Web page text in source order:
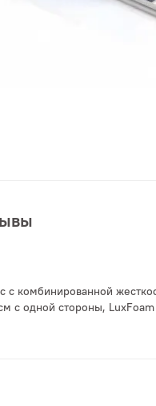
с комбинированной
с одной стороны,